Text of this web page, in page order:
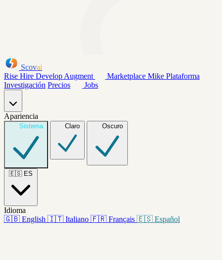
Scovai
Rise Hire Develop Augment Marketplace Mike Plataforma
Investigación Precios Jobs
Apariencia
Sistema Claro Oscuro
🇪🇸 ES
Idioma
🇬🇧 English 🇮🇹 Italiano 🇫🇷 Français 🇪🇸 Español